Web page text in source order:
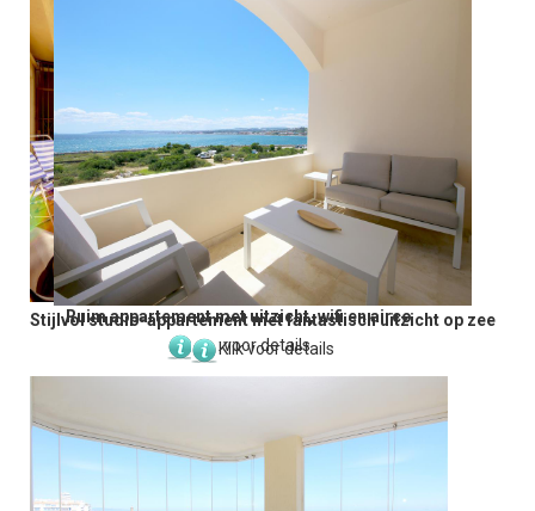
Ruim appartement met uitzicht, wifi en airco
Klik voor details
Stijlvol studio-appartement met fantastisch uitzicht op zee
Klik voor details